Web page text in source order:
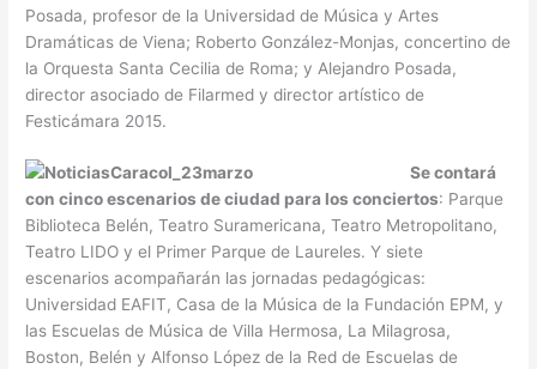
Posada, profesor de la Universidad de Música y Artes
Dramáticas de Viena; Roberto González-Monjas, concertino de
la Orquesta Santa Cecilia de Roma; y Alejandro Posada,
director asociado de Filarmed y director artístico de
Festicámara 2015.
Se contará
con cinco escenarios de ciudad para los conciertos: Parque
Biblioteca Belén, Teatro Suramericana, Teatro Metropolitano,
Teatro LIDO y el Primer Parque de Laureles. Y siete
escenarios acompañarán las jornadas pedagógicas:
Universidad EAFIT, Casa de la Música de la Fundación EPM, y
las Escuelas de Música de Villa Hermosa, La Milagrosa,
Boston, Belén y Alfonso López de la Red de Escuelas de